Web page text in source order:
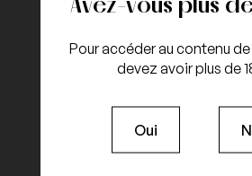
Pour accéder au contenu
devez avoir plus de
Oui
Authenticité
100% garantie